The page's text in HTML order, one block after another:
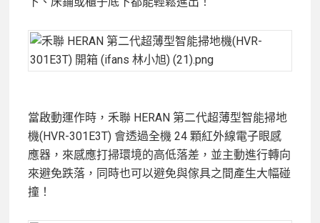
當啟動運作時，禾聯 HERAN 第二代超薄型智能掃地
機(HVR-301E3T) 會透過全機 24 顆紅外線電子眼感
應器，來感應打掃環境的高低落差，並主動進行轉向
來避免跌落，同時也可以避免與傢具之間產生大幅碰
撞！